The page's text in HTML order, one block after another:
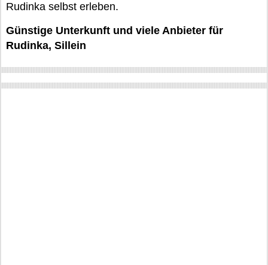
Rudinka selbst erleben.
Günstige Unterkunft und viele Anbieter für
Rudinka, Sillein